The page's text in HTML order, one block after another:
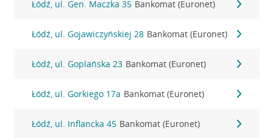
Łódź, ul. Gen. Maczka 35 Bankomat (Euronet)
Łódź, ul. Gojawiczyńskiej 28 Bankomat (Euronet)
Łódź, ul. Goplańska 23 Bankomat (Euronet)
Łódź, ul. Gorkiego 17a Bankomat (Euronet)
Łódź, ul. Inflancka 45 Bankomat (Euronet)